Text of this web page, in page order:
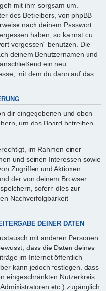
mit ihm sorgsam um.
des Betreibers, von phpBB
nach deinem Passwort
haben, so kannst du
vergessen“ benutzen. Die
deinem Benutzernamen und
ein neu
mit dem du dann auf das
dir eingegebenen und oben
um das Board betreiben
im Rahmen einer
und seinen Interessen sowie
Zugriffen und Aktionen
der von deinem Browser
sofern dies zur
Nachverfolgbarkeit
DEINER DATEN
mit anderen Personen
dass die Daten deines
im Internet öffentlich
kann jedoch festlegen, dass
eingeschränkten Nutzerkreis
etc.) zugänglich